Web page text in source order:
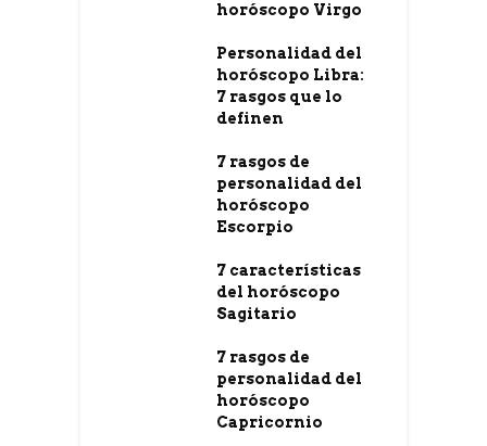
horóscopo Virgo
Personalidad del
horóscopo Libra:
7 rasgos que lo
definen
7 rasgos de
personalidad del
horóscopo
Escorpio
7 características
del horóscopo
Sagitario
7 rasgos de
personalidad del
horóscopo
Capricornio